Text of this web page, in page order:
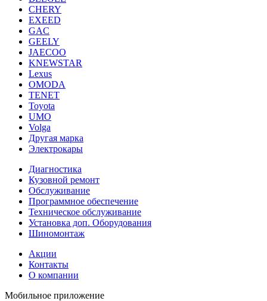
CHERY
EXEED
GAC
GEELY
JAECOO
KNEWSTAR
Lexus
OMODA
TENET
Toyota
UMO
Volga
Другая марка
Электрокары
Диагностика
Кузовной ремонт
Обслуживание
Программное обеспечение
Техническое обслуживание
Установка доп. Оборудования
Шиномонтаж
Акции
Контакты
О компании
Мобильное приложение